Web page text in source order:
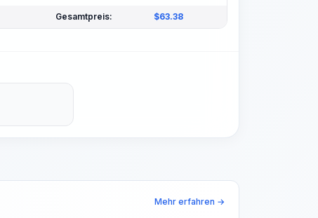
Gesamtpreis: $63.38
Mehr erfahren →